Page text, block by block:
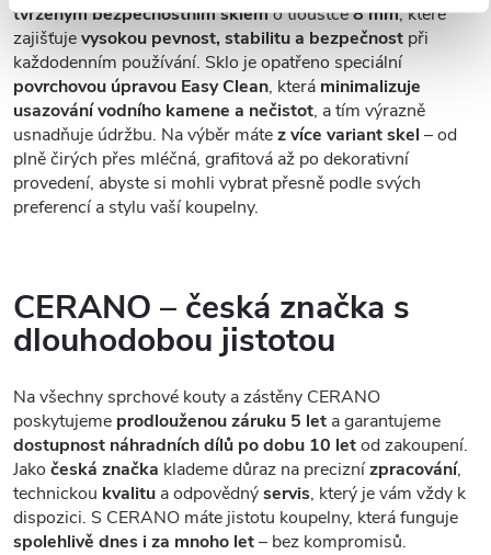
tvrzeným bezpečnostním sklemo tloušťce8 mm, které
zajišťujevysokou pevnost, stabilitu a bezpečnost při
každodenním používání. Sklo je opatřeno speciální
povrchovou úpravou Easy Clean, která minimalizuje
usazování vodního kamene a nečistot, a tím výrazně
usnadňuje údržbu. Na výběr mátez více variant skel – od
plně čirých přes mléčná, grafitová až po dekorativní
provedení, abyste si mohli vybrat přesně podle svých
preferencí a stylu vaší koupelny.
CERANO – česká značka s
dlouhodobou jistotou
Na všechny sprchové kouty a zástěny CERANO
poskytujeme prodlouženou záruku 5 let a garantujeme
dostupnost náhradních dílů po dobu 10 letod zakoupení.
Jako česká značka klademe důraz na preciznízpracování,
technickou kvalitu a odpovědnýservis, který je vám vždy k
dispozici. S CERANO máte jistotu koupelny, která funguje
spolehlivě dnes i za mnoho let– bez kompromisů.